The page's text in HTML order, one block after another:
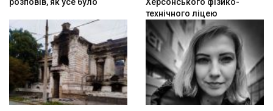
технічного ліцею